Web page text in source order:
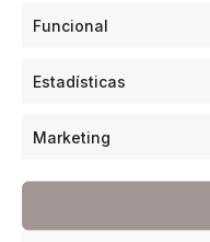
Funcional
Estadísticas
Marketing